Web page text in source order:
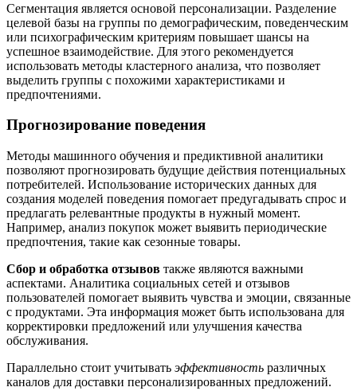
Сегментация является основой персонализации. Разделение
целевой базы на группы по демографическим, поведенческим
или психографическим критериям повышает шансы на
успешное взаимодействие. Для этого рекомендуется
использовать методы кластерного анализа, что позволяет
выделить группы с похожими характеристиками и
предпочтениями.
Прогнозирование поведения
Методы машинного обучения и предиктивной аналитики
позволяют прогнозировать будущие действия потенциальных
потребителей. Использование исторических данных для
создания моделей поведения помогает предугадывать спрос и
предлагать релевантные продукты в нужный момент.
Например, анализ покупок может выявить периодические
предпочтения, такие как сезонные товары.
Сбор и обработка отзывов также являются важными
аспектами. Аналитика социальных сетей и отзывов
пользователей помогает выявить чувства и эмоции, связанные
с продуктами. Эта информация может быть использована для
корректировки предложений или улучшения качества
обслуживания.
Параллельно стоит учитывать эффективность различных
каналов для доставки персонализированных предложений.